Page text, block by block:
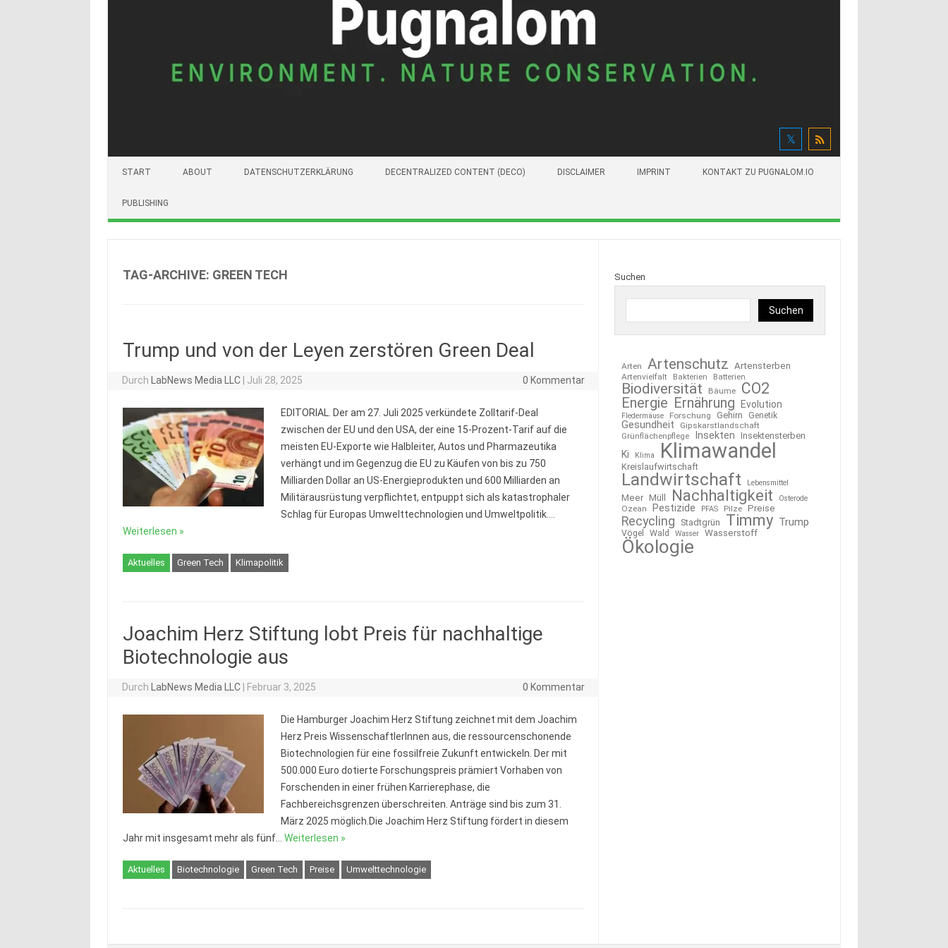
START ABOUT DATENSCHUTZERKLÄRUNG DECENTRALIZED CONTENT (DECO) DISCLAIMER IMPRINT KONTAKT ZU PUGNALOM.IO
PUBLISHING
TAG-ARCHIVE: GREEN TECH
Trump und von der Leyen zerstören Green Deal
Durch LabNews Media LLC Juli 28, 2025 0 Kommentar
EDITORIAL. Der am 27. Juli 2025 verkündete Zolltarif-Deal
zwischen der EU und den USA, der eine 15-Prozent-Tarif auf die
meisten EU-Exporte wie Halbleiter, Autos und Pharmazeutika
verhängt und im Gegenzug die EU zu Käufen von bis zu 750
Milliarden Dollar an US-Energieprodukten und 600 Milliarden an
Militärausrüstung verpflichtet, entpuppt sich als katastrophaler
Schlag für Europas Umwelttechnologien und Umweltpolitik.…
Weiterlesen »
Aktuelles Green Tech Klimapolitik
Joachim Herz Stiftung lobt Preis für nachhaltige
Biotechnologie aus
Durch LabNews Media LLC Februar 3, 2025 0 Kommentar
Die Hamburger Joachim Herz Stiftung zeichnet mit dem Joachim
Herz Preis WissenschaftlerInnen aus, die ressourcenschonende
Biotechnologien für eine fossilfreie Zukunft entwickeln. Der mit
500.000 Euro dotierte Forschungspreis prämiert Vorhaben von
Forschenden in einer frühen Karrierephase, die
Fachbereichsgrenzen überschreiten. Anträge sind bis zum 31.
März 2025 möglich.Die Joachim Herz Stiftung fördert in diesem
Jahr mit insgesamt mehr als fünf… Weiterlesen »
Aktuelles Biotechnologie Green Tech Preise Umwelttechnologie
Suchen
Suchen
Arten Artenschutz Artensterben
Artenvielfalt Bakterien Batterien
Biodiversität Bäume CO2
Energie Ernährung Evolution
Fledermäuse Forschung Gehirn Genetik
Gesundheit Gipskarstlandschaft
Grünflächenpflege Insekten Insektensterben
Ki Klima Klimawandel
Kreislaufwirtschaft
Landwirtschaft Lebensmittel
Meer Müll Nachhaltigkeit Osterode
Ozean Pestizide PFAS Pilze Preise
Recycling Stadtgrün Timmy Trump
Vögel Wald Wasser Wasserstoff
Ökologie